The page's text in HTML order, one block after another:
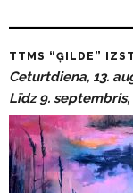
TTMS “ĢILDE”
Ceturtdiena, 13.
Līdz 9.